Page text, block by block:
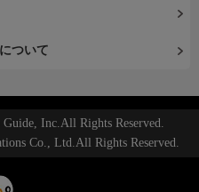
ついて
Inc.All Rights Reserved.
Co., Ltd.All Rights Reserved.